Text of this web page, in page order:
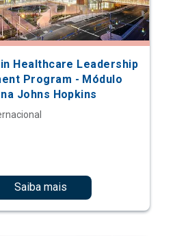
Healthcare Leadership
Program - Módulo
Johns Hopkins
Saiba mais